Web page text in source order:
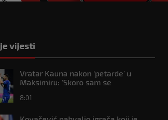
vijesti
Vratar Kauna nakon ‘petarde’ u
Maksimiru: ‘Skoro sam se
8:01